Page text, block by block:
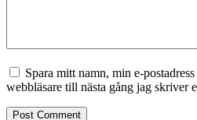
Spara mitt namn, min e-
webbläsare till nästa gång jag skriver